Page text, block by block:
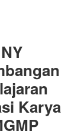
Karya